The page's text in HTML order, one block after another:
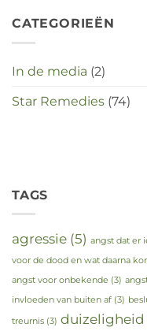
CATEGORIEËN
In de media (2)
Star Remedies (74)
TAGS
agressie (5) angst dat er
voor de dood en wat daarna
angst voor onbekende (3)
invloeden van buiten af (3)
treurnis (3) duizeligheid